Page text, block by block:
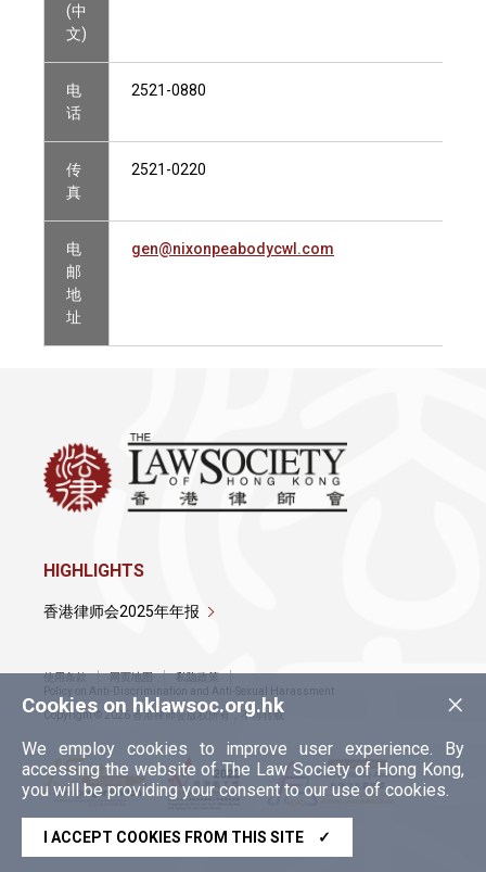
(中
文)
电
话
2521-0880
传
真
2521-0220
电
邮
地
址
gen@nixonpeabodycwl.com
×
Cookies on hklawsoc.org.hk
We employ cookies to improve user experience. By
accessing the website of The Law Society of Hong Kong,
you will be providing your consent to our use of cookies.
I ACCEPT COOKIES FROM THIS SITE ✓
HIGHLIGHTS
香港律师会2025年年报
使用条款 网页地图
私隐政策
Policy on Anti-Discrimination and Anti-Sexual Harassment
Copyright © 2026 香港律师会版权所有，不得转载